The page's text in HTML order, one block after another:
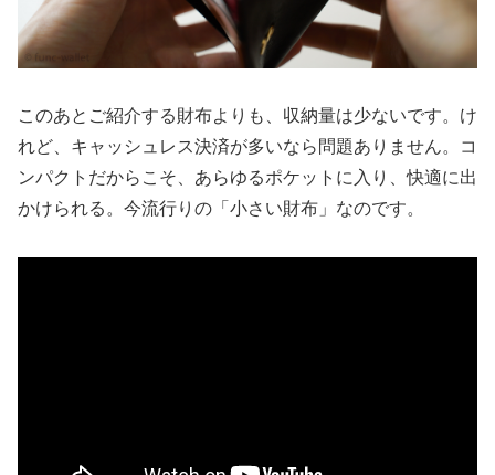
このあとご紹介する財布よりも、収納量は少ないです。け
れど、キャッシュレス決済が多いなら問題ありません。コ
ンパクトだからこそ、あらゆるポケットに入り、快適に出
かけられる。今流行りの「小さい財布」なのです。